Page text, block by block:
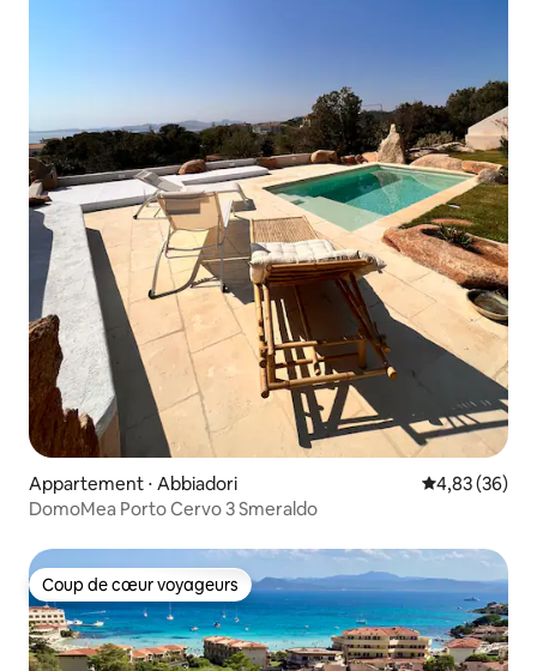
Appartement ⋅ Abbiadori Évaluation
4,83 (36)
DomoMea Porto Cervo 3 Smeraldo
Coup de cœur voyageurs
Coup de cœur voyageurs